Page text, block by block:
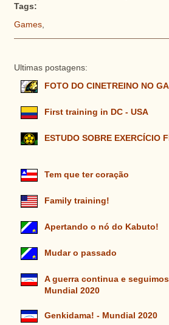
Tags:
Games,
Ultimas postagens:
FOTO DO CINETREINO NO
First training in DC - USA
ESTUDO SOBRE EXERCÍCIO
Tem que ter coração
Family training!
Apertando o nó do Kabuto!
Mudar o passado
A guerra continua e
Mundial 2020
Genkidama! - Mundial 2020